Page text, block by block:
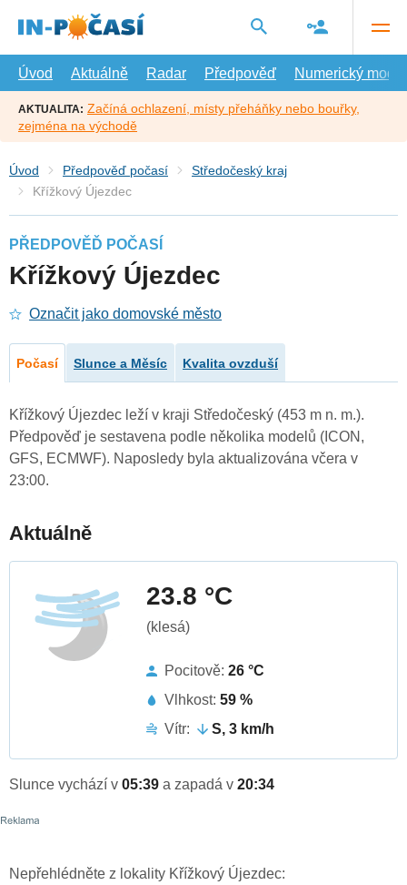
hlavní
Úvod
Aktuálně Radar Předpověď Numerický model
AKTUALITA: Začíná ochlazení, místy přeháňky nebo bouřky,
zejména na východě
Úvod Předpověď počasí
Středočeský kraj
Křížkový Újezdec
PŘEDPOVĚĎ POČASÍ
Křížkový Újezdec
Označit jako domovské město
Počasí Slunce a Měsíc Kvalita ovzduší
Křížkový Újezdec leží v kraji Středočeský (453 m n. m.).
Předpověď je sestavena podle několika modelů (ICON,
GFS, ECMWF). Naposledy byla aktualizována včera v
23:00.
Aktuálně
23.8 °C
(klesá)
Pocitově: 26 °C
Vlhkost: 59 %
Vítr:
S, 3 km/h
Slunce vychází v 05:39 a zapadá v 20:34
Nepřehlédněte z lokality Křížkový Újezdec: